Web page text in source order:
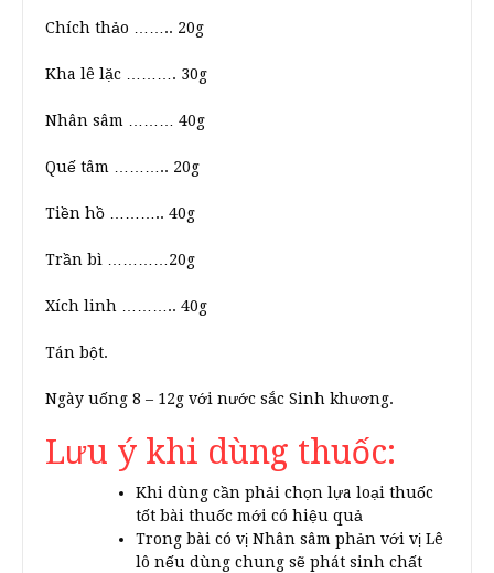
Chích thảo …….. 20g
Kha lê lặc ………. 30g
Nhân sâm ……… 40g
Quế tâm ……….. 20g
Tiền hồ ……….. 40g
Trần bì …………20g
Xích linh ……….. 40g
Tán bột.
Ngày uống 8 – 12g với nước sắc Sinh khương.
Lưu ý khi dùng thuốc:
Khi dùng cần phải chọn lựa loại thuốc
tốt bài thuốc mới có hiệu quả
Trong bài có vị Nhân sâm phản với vị Lê
lô nếu dùng chung sẽ phát sinh chất